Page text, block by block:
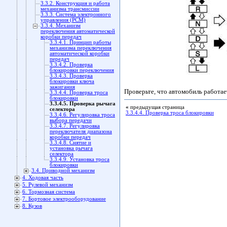
3.3.2. Конструкция и работа
механизма трансмиссии
3.3.3. Система электронного
управления (РСМ)
3.3.4. Механизм
переключения автоматической
коробки передач
3.3.4.1. Принцип работы
механизма переключения
автоматической коробки
передач
3.3.4.2. Проверка
блокировки переключения
3.3.4.3. Проверка
блокировки ключа
зажигания
3.3.4.4. Проверка троса
блокировки
3.3.4.5. Проверка рычага
селектора
3.3.4.6. Регулировка троса
выбора передачи
3.3.4.7. Регулировка
переключателя диапазона
коробки передач
3.3.4.8. Снятие и
установка рычага
селектора
3.3.4.9. Установка троса
блокировки
3.4. Приводной механизм
4. Ходовая часть
5. Рулевой механизм
6. Тормозная система
7. Бортовое электрооборудование
8. Кузов
Проверьте, что автомобиль
« предыдущая страница
3.3.4.4. Проверка троса блокировки